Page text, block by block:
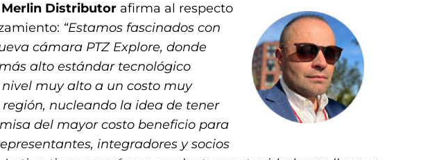
Merlin Distributor afirma al respecto
“Estamos fascinados con
cámara PTZ Explore, donde
alto estándar tecnológico
muy alto a un costo muy
nucleando la idea de tener
del mayor costo beneficio para
integradores y socios